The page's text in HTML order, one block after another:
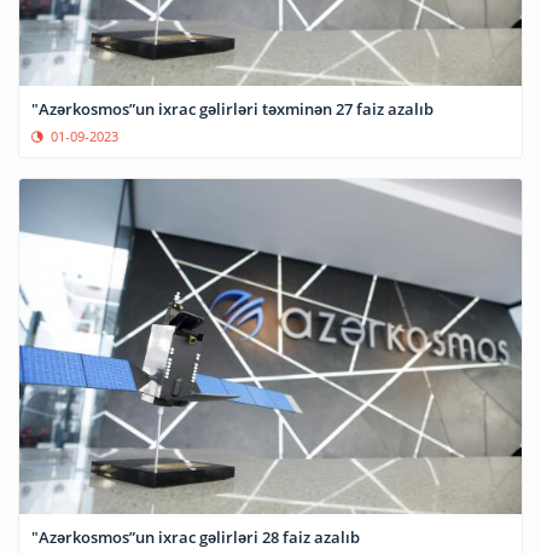
"Azərkosmos”un ixrac gəlirləri təxminən 27 faiz azalıb
01-09-2023
"Azərkosmos”un ixrac gəlirləri 28 faiz azalıb